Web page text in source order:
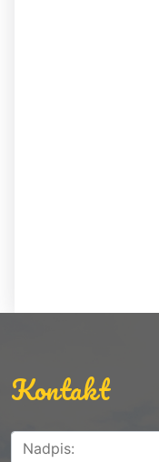
Kontakt